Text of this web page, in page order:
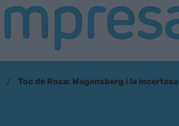
Toc de Roca: Wagensberg i la incertesa